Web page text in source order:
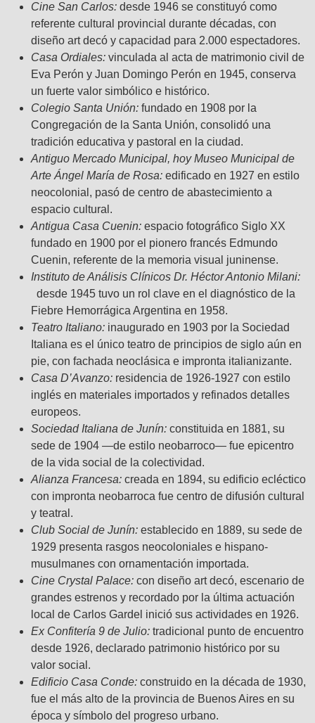
Cine San Carlos: desde 1946 se constituyó como
referente cultural provincial durante décadas, con
diseño art decó y capacidad para 2.000 espectadores.
Casa Ordiales: vinculada al acta de matrimonio civil de
Eva Perón y Juan Domingo Perón en 1945, conserva
un fuerte valor simbólico e histórico.
Colegio Santa Unión: fundado en 1908 por la
Congregación de la Santa Unión, consolidó una
tradición educativa y pastoral en la ciudad.
Antiguo Mercado Municipal, hoy Museo Municipal de
Arte Ángel María de Rosa: edificado en 1927 en estilo
neocolonial, pasó de centro de abastecimiento a
espacio cultural.
Antigua Casa Cuenin: espacio fotográfico Siglo XX
fundado en 1900 por el pionero francés Edmundo
Cuenin, referente de la memoria visual juninense.
Instituto de Análisis Clínicos Dr. Héctor Antonio Milani:
desde 1945 tuvo un rol clave en el diagnóstico de la
Fiebre Hemorrágica Argentina en 1958.
Teatro Italiano: inaugurado en 1903 por la Sociedad
Italiana es el único teatro de principios de siglo aún en
pie, con fachada neoclásica e impronta italianizante.
Casa D’Avanzo: residencia de 1926-1927 con estilo
inglés en materiales importados y refinados detalles
europeos.
Sociedad Italiana de Junín: constituida en 1881, su
sede de 1904 —de estilo neobarroco— fue epicentro
de la vida social de la colectividad.
Alianza Francesa: creada en 1894, su edificio ecléctico
con impronta neobarroca fue centro de difusión cultural
y teatral.
Club Social de Junín: establecido en 1889, su sede de
1929 presenta rasgos neocoloniales e hispano-
musulmanes con ornamentación importada.
Cine Crystal Palace: con diseño art decó, escenario de
grandes estrenos y recordado por la última actuación
local de Carlos Gardel inició sus actividades en 1926.
Ex Confitería 9 de Julio: tradicional punto de encuentro
desde 1926, declarado patrimonio histórico por su
valor social.
Edificio Casa Conde: construido en la década de 1930,
fue el más alto de la provincia de Buenos Aires en su
época y símbolo del progreso urbano.